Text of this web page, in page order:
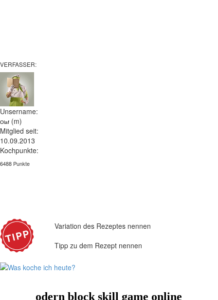
VERFASSER:
Unsername:
Olaf (m)
Mitglied seit:
10.09.2013
Kochpunkte:
6488 Punkte
Variation des Rezeptes nennen
Tipp zu dem Rezept nennen